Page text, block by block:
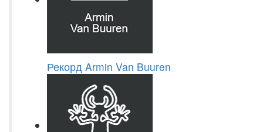
Рекорд Armin Van Buuren